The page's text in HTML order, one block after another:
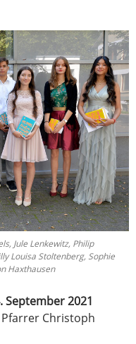
Jule Lenkewitz, Philip
Louisa Stoltenberg, Sophie
Haxthausen
September 2021
Christoph